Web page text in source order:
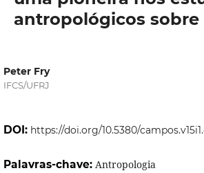
antropológicos
Peter Fry
IFCS/UFRJ
DOI: https://doi.org/10.5380/
Palavras-chave: Antropologia